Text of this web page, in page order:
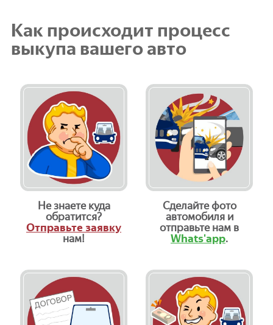
Как происходит процесс
выкупа вашего авто
Не знаете куда
обратится?
Отправьте заявку
нам!
Сделайте фото
автомобиля и
отправьте нам в
Whats'app.